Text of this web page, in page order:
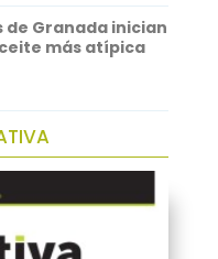
Granada inician
más atípica